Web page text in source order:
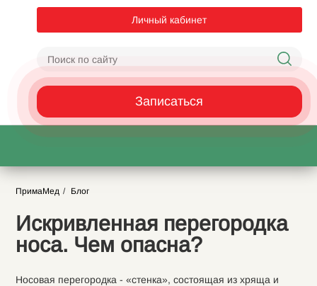
Личный кабинет
Записаться
ПримаМед Блог
Искривленная перегородка
носа. Чем опасна?
Носовая перегородка - «стенка», состоящая из хряща и